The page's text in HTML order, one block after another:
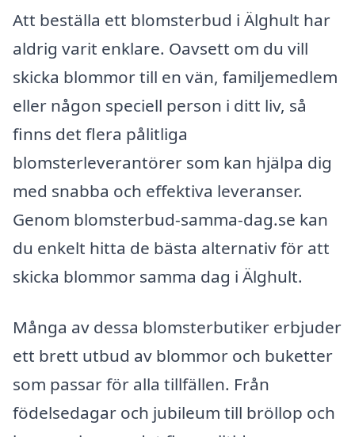
Att beställa ett blomsterbud i Älghult har
aldrig varit enklare. Oavsett om du vill
skicka blommor till en vän, familjemedlem
eller någon speciell person i ditt liv, så
finns det flera pålitliga
blomsterleverantörer som kan hjälpa dig
med snabba och effektiva leveranser.
Genom blomsterbud-samma-dag.se kan
du enkelt hitta de bästa alternativ för att
skicka blommor samma dag i Älghult.
Många av dessa blomsterbutiker erbjuder
ett brett utbud av blommor och buketter
som passar för alla tillfällen. Från
födelsedagar och jubileum till bröllop och